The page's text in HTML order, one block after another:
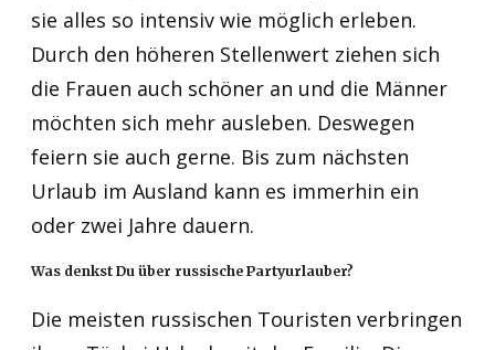
sie alles so intensiv wie möglich erleben.
Durch den höheren Stellenwert ziehen sich
die Frauen auch schöner an und die Männer
möchten sich mehr ausleben. Deswegen
feiern sie auch gerne. Bis zum nächsten
Urlaub im Ausland kann es immerhin ein
oder zwei Jahre dauern.
Was denkst Du über russische Partyurlauber?
Die meisten russischen Touristen verbringen